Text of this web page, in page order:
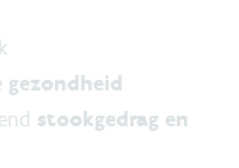
gezondheid
stookgedrag en